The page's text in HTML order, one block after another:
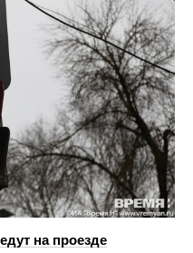
на проезде